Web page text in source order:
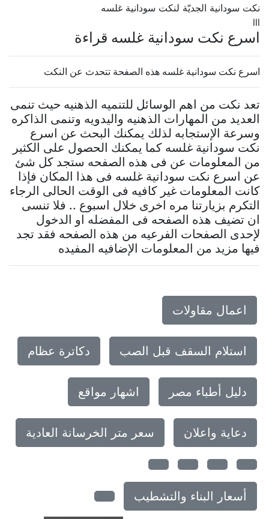
نكت سودانية الجديّة لنكت سودانية غلسه
اسرع نكت سودانية غلسه قراءة
اسرع نكت سودانية غلسه هذه الصفحة تتحدث عن النكت
تعد نكت من اهم الوسائل للتنميه الذهنيه حيث تنمى
العديد من المهارات الذهنيه واليدويه وتنمى الذاكره
وسرعة الإستجابه لذلك يمكنك البحث عن اسرع
نكت سودانية غلسه كما يمكنك الحصول على الكثير
من المعلومات عن فى هذه الصفحه ستجد كل شئ
عن اسرع نكت سودانية غلسه فى هذا المكان فإذا
كانت المعلومات غير كافيه فى الوقت الحالى الرجاء
التكرم بزيارتنا مره اخرى خلال اسبوع .. فلا تنسى
ان تضيف هذه الصفحه فى المفضله او الدخول
لإحدى الصفحات الفرعيه من هذه الصفحه فقد تجد
فيها مزيد من المعلومات الإضافيه المفيده
اعمال مقاولات
استلام السقف قبل الصب دكاترة عظام
دليل أطباء مصر اشهار مواقع
دعاية واعلان سعر متر الخرسانة العادية
أسعار البناء والتشطيب